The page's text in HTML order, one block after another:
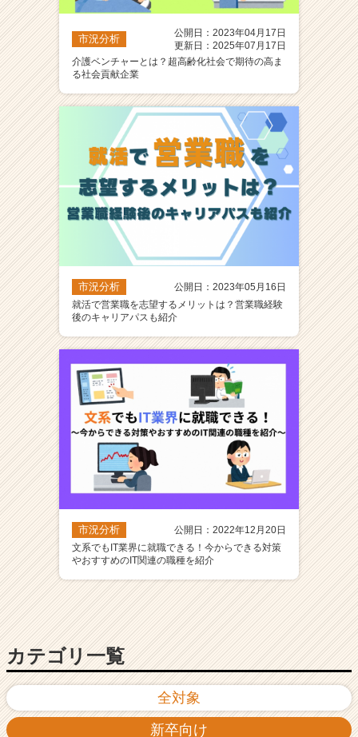
全対象
新卒向け
市況分析
公開日：2023年04月17日
更新日：2025年07月17日
介護ベンチャーとは？超高齢化社会で期待の高ま
る社会貢献企業
市況分析
公開日：2023年05月16日
就活で営業職を志望するメリットは？営業職経験
後のキャリアパスも紹介
市況分析
公開日：2022年12月20日
文系でもIT業界に就職できる！今からできる対策
やおすすめのIT関連の職種を紹介
カテゴリ一覧